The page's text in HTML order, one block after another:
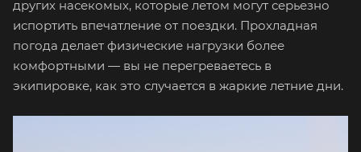
других насекомых, которые летом могут серьезно
испортить впечатление от поездки. Прохладная
погода делает физические нагрузки более
комфортными — вы не перегреваетесь в
экипировке, как это случается в жаркие летние дни.